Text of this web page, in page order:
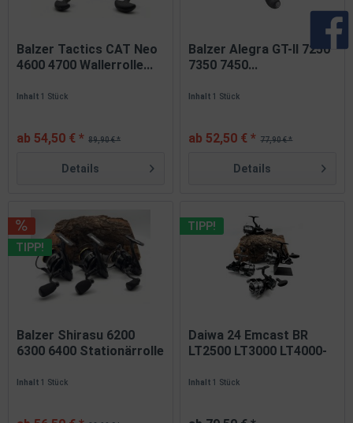
Balzer Tactics CAT Neo
4600 4700 Wallerrolle...
Inhalt1 Stück
89,90 € *
ab 54,50 € *
Details
Balzer Alegra GT-II 7250
7350 7450...
Inhalt1 Stück
77,90 € *
ab 52,50 € *
Details
TIPP!
Balzer Shirasu 6200
6300 6400 Stationärrolle
Inhalt1 Stück
TIPP!
Daiwa 24 Emcast BR
LT2500 LT3000 LT4000-
Inhalt1 Stück